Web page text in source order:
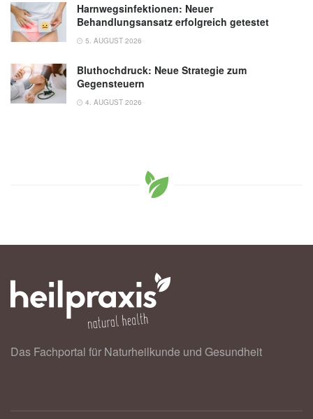
Harnwegsinfektionen: Neuer
Behandlungsansatz erfolgreich getestet
5. AUGUST 2026
Bluthochdruck: Neue Strategie zum
Gegensteuern
4. AUGUST 2026
Das Fachportal für Naturheilkunde und Gesundheit